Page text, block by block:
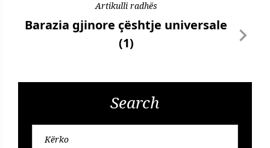
Artikulli radhës
Barazia gjinore çështje universale
(1)
Search